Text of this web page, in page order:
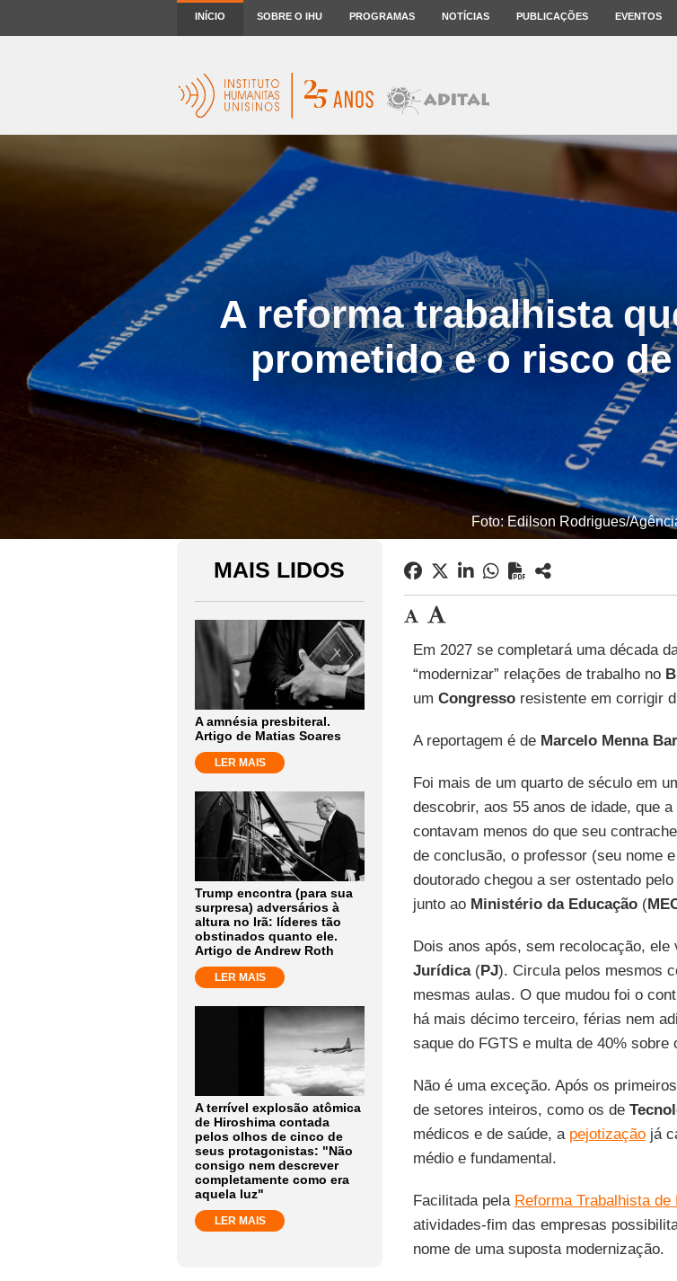
INÍCIO SOBRE O IHU PROGRAMAS NOTÍCIAS PUBLICAÇÕES EVENTOS
A reforma trabalhista
prometido e o risco
Foto: Edilson Rodrigues/
MAIS LIDOS
A amnésia presbiteral.
Artigo de Matias Soares
LER MAIS
Trump encontra (para sua
surpresa) adversários à
altura no Irã: líderes tão
obstinados quanto ele.
Artigo de Andrew Roth
LER MAIS
A terrível explosão atômica
de Hiroshima contada
pelos olhos de cinco de
seus protagonistas: "Não
consigo nem descrever
completamente como era
aquela luz"
LER MAIS
Em 2027 se completará uma década
“modernizar” relações de trabalho no
um Congressoresistente em corrigir
A reportagem é de Marcelo Menna
Foi mais de um quarto de século em
descobrir, aos 55 anos de idade, que
contavam menos do que seu
de conclusão, o professor (seu nome
doutorado chegou a ser ostentado
junto ao Ministério da Educação(
Dois anos após, sem recolocação, ele
Jurídica(PJ). Circula pelos mesmos
mesmas aulas. O que mudou foi o
há mais décimo terceiro, férias nem
saque do FGTS e multa de 40%
Não é uma exceção. Após os
de setores inteiros, como os de
médicos e de saúde, a pejotizaçãojá
médio e fundamental.
Facilitada pela Reforma Trabalhista
atividades-fim das empresas
nome de uma suposta modernização.